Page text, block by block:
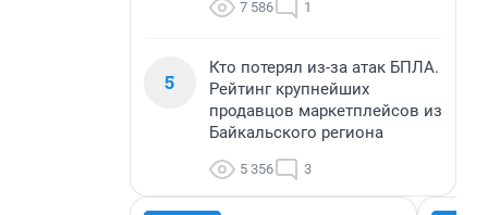
7 586 1
5
Кто потерял из-за атак БПЛА.
Рейтинг крупнейших
продавцов маркетплейсов из
Байкальского региона
5 356 3